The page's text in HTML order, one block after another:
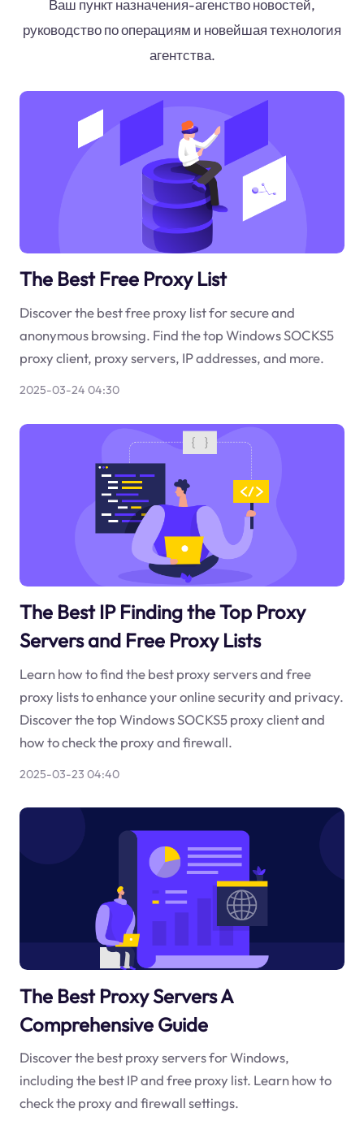
Ваш пункт назначения-агенство новостей,
руководство по операциям и новейшая технология
агентства.
The Best Free Proxy List
Discover the best free proxy list for secure and
anonymous browsing. Find the top Windows SOCKS5
proxy client, proxy servers, IP addresses, and more.
2025-03-24 04:30
The Best IP Finding the Top Proxy
Servers and Free Proxy Lists
Learn how to find the best proxy servers and free
proxy lists to enhance your online security and privacy.
Discover the top Windows SOCKS5 proxy client and
how to check the proxy and firewall.
2025-03-23 04:40
The Best Proxy Servers A
Comprehensive Guide
Discover the best proxy servers for Windows,
including the best IP and free proxy list. Learn how to
check the proxy and firewall settings.